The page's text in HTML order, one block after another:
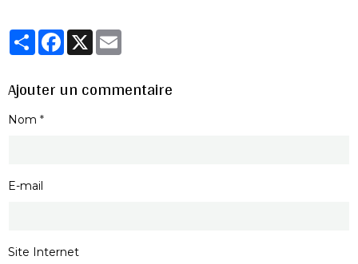
PartagerFacebook
X
Ajouter un commentaire
Nom
E-mail
Site Internet